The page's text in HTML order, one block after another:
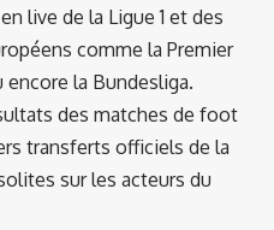
live de la Ligue 1 et des
comme la Premier
encore la Bundesliga.
des matches de foot
transferts officiels de la
sur les acteurs du